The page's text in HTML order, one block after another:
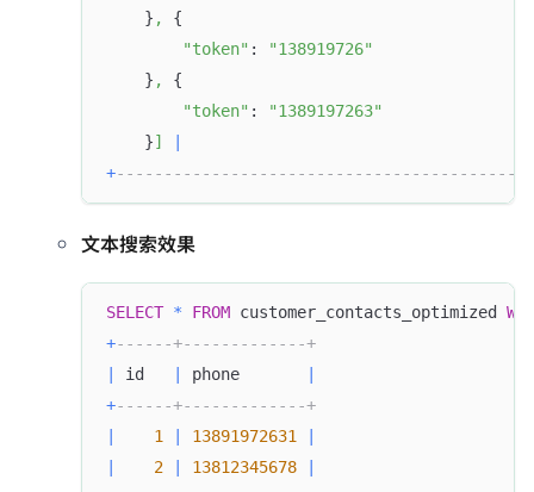
    }
,
{
"token" :
"138919726"
    }
,
{
"token" :
"1389197263"
    }
]
+
文本搜索效果
SELECT * FROM customer_contacts_optimized
+------+-------------+
id phone
+------+-------------+
1 13891972631
2 13812345678